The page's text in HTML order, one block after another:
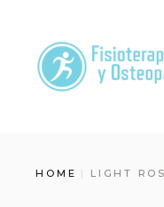
content
HOME LIGHT